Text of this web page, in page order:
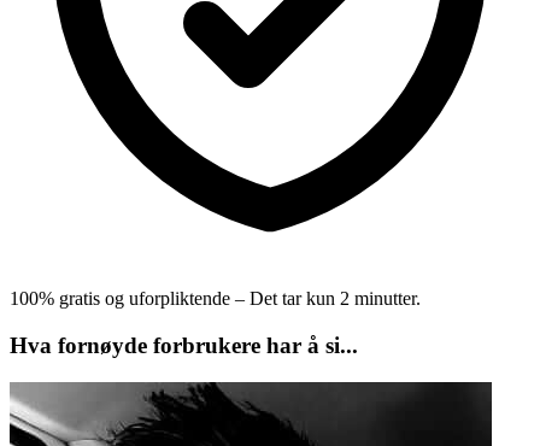
100% gratis og uforpliktende – Det tar kun 2 minutter.
Hva fornøyde forbrukere har å si...